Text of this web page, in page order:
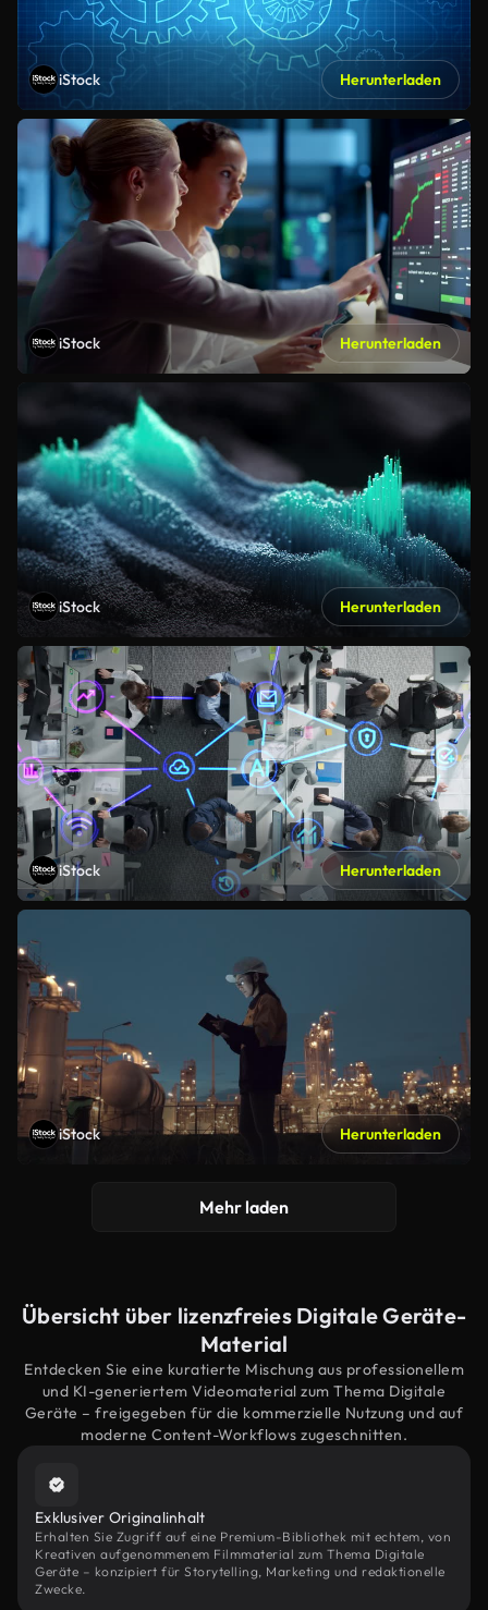
iStock Herunterladen
iStock Herunterladen
iStock Herunterladen
iStock Herunterladen
iStock Herunterladen
Mehr laden
Übersicht über lizenzfreies Digitale Geräte-
Material
Entdecken Sie eine kuratierte Mischung aus professionellem
und KI-generiertem Videomaterial zum Thema Digitale
Geräte – freigegeben für die kommerzielle Nutzung und auf
moderne Content-Workflows zugeschnitten.
Exklusiver Originalinhalt
Erhalten Sie Zugriff auf eine Premium-Bibliothek mit echtem, von
Kreativen aufgenommenem Filmmaterial zum Thema Digitale
Geräte – konzipiert für Storytelling, Marketing und redaktionelle
Zwecke.